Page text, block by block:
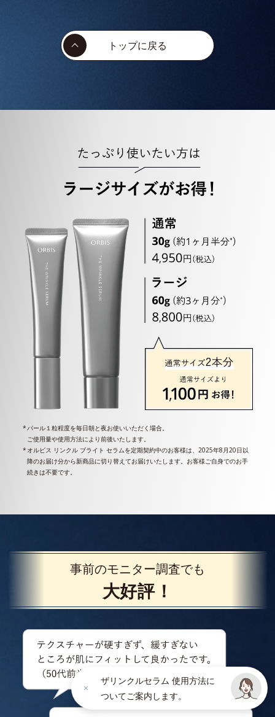
トップに戻る
パール１粒程度を毎日朝と夜お使いいただく場合。
ご使用量や使用方法により前後いたします。
オルビス リンクル ブライト セラムを定期契約中のお客様は、2025年8月20日以
降のお届け分から新商品に切り替えてお届けいたします。お客様ご自身でのお手
続きは不要です。
事前のモニター調査でも
大好評！
ザリンクルセラム 使用方法に
ついてご案内します。